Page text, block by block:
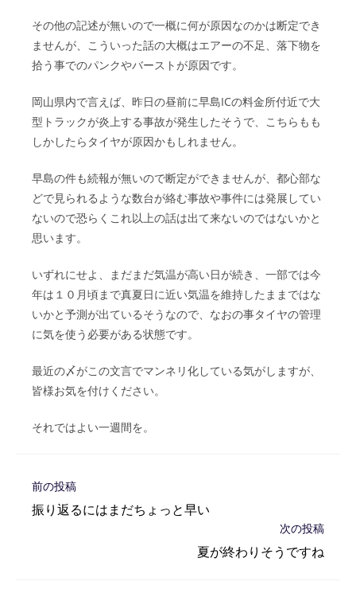
その他の記述が無いので一概に何が原因なのかは断定でき
ませんが、こういった話の大概はエアーの不足、落下物を
拾う事でのパンクやバーストが原因です。
岡山県内で言えば、昨日の昼前に早島ICの料金所付近で大
型トラックが炎上する事故が発生したそうで、こちらもも
しかしたらタイヤが原因かもしれません。
早島の件も続報が無いので断定ができませんが、都心部な
どで見られるような数台が絡む事故や事件には発展してい
ないので恐らくこれ以上の話は出て来ないのではないかと
思います。
いずれにせよ、まだまだ気温が高い日が続き、一部では今
年は１０月頃まで真夏日に近い気温を維持したままではな
いかと予測が出ているそうなので、なおの事タイヤの管理
に気を使う必要がある状態です。
最近の〆がこの文言でマンネリ化している気がしますが、
皆様お気を付けください。
それではよい一週間を。
そ
の
他
前の投稿
振り返るにはまだちょっと早い
次の投稿
夏が終わりそうですね